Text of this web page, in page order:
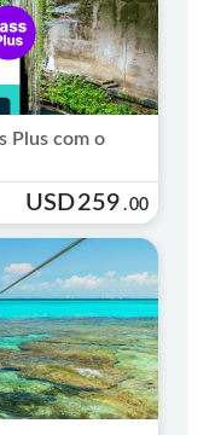
Plus com o
USD259 .00